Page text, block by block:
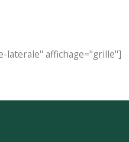
laterale" affichage="grille"]